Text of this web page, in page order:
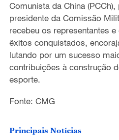
Comunista da China
presidente da Comissão
recebeu os representantes
êxitos conquistados,
lutando por um sucesso
contribuições à construção
esporte.
Fonte: CMG
Principais Notícias